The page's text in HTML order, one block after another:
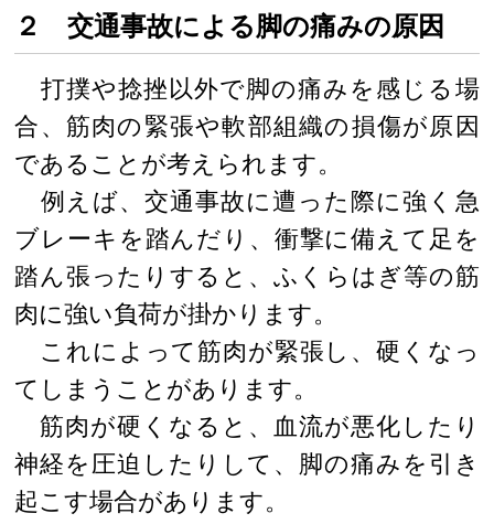
２ 交通事故による脚の痛みの原因
打撲や捻挫以外で脚の痛みを感じる場
合、筋肉の緊張や軟部組織の損傷が原因
であることが考えられます。
例えば、交通事故に遭った際に強く急
ブレーキを踏んだり、衝撃に備えて足を
踏ん張ったりすると、ふくらはぎ等の筋
肉に強い負荷が掛かります。
これによって筋肉が緊張し、硬くなっ
てしまうことがあります。
筋肉が硬くなると、血流が悪化したり
神経を圧迫したりして、脚の痛みを引き
起こす場合があります。